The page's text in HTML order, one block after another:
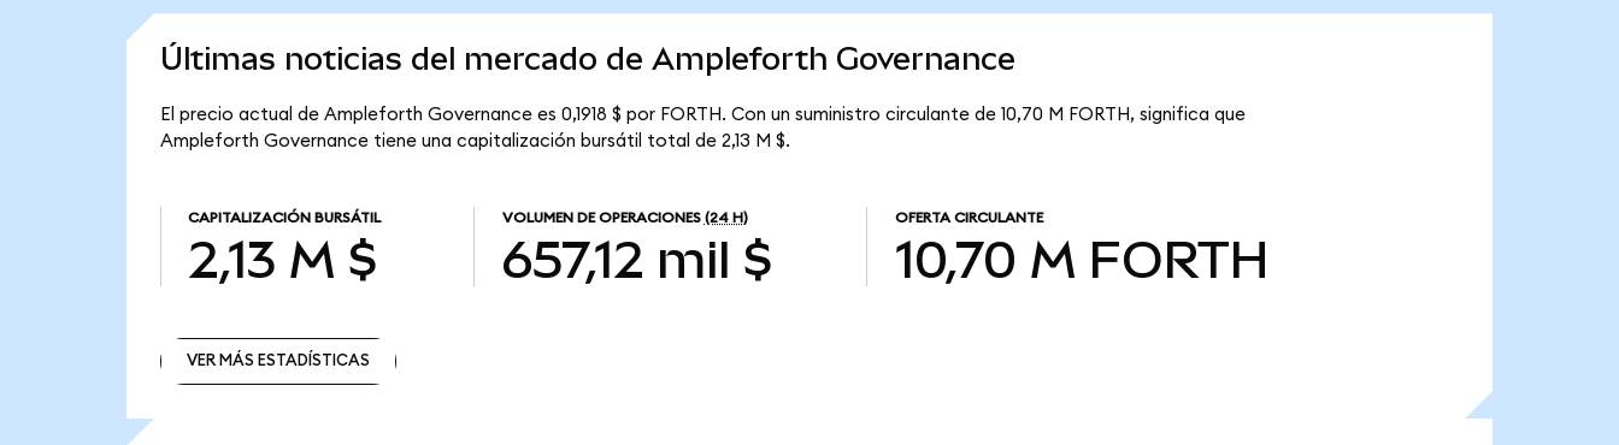
Últimas noticias del mercado de Ampleforth Governance
El precio actual de Ampleforth Governance es 0,1918 $ por FORTH. Con un suministro circulante de 10,70 M FORTH, significa que
Ampleforth Governance tiene una capitalización bursátil total de 2,13 M $.
CAPITALIZACIÓN BURSÁTIL
2,13 M $
VOLUMEN DE OPERACIONES (24 H)
657,12 mil $
OFERTA CIRCULANTE
10,70 M FORTH
VER MÁS ESTADÍSTICAS